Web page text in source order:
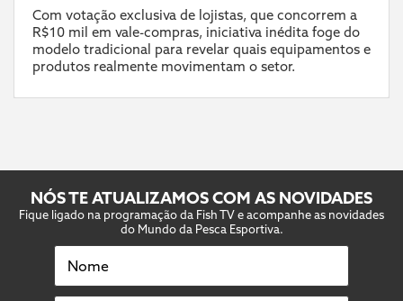
Com votação exclusiva de lojistas, que concorrem a
R$10 mil em vale-compras, iniciativa inédita foge do
modelo tradicional para revelar quais equipamentos e
produtos realmente movimentam o setor.
NÓS TE ATUALIZAMOS COM AS NOVIDADES
Fique ligado na programação da Fish TV e acompanhe as novidades
do Mundo da Pesca Esportiva.
Nome